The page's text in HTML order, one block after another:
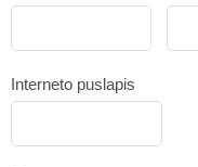
Interneto puslapis